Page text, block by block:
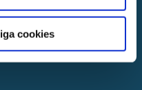
cookies